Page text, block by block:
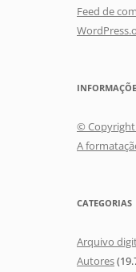
Feed de
© Copyright
A
CATEGORIAS
Arquivo
Autores